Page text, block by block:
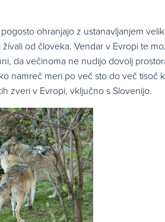
ohranjajo z ustanavljanjem
od človeka. Vendar v Evropi te
da večinoma ne nudijo dovolj
namreč meri po več sto do več tisoč
zveri v Evropi, vključno s Slovenijo.